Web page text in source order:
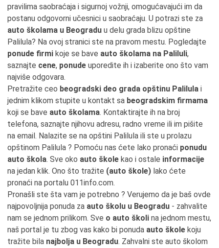
pravilima saobraćaja i sigurnoj vožnji, omogućavajući im da
postanu odgovorni učesnici u saobraćaju. U potrazi ste za
auto školama u Beogradu u delu grada blizu opštine
Palilula? Na ovoj stranici ste na pravom mestu. Pogledajte
ponude firmi koje se bave auto školama na Paliluli,
saznajte cene, ponude uporedite ih i izaberite ono što vam
najviše odgovara.
Pretražite ceo beogradski deo grada opštinu Palilula i
jednim klikom stupite u kontakt sa beogradskim firmama
koji se bave auto školama. Kontaktirajte ih na broj
telefona, saznajte njihovu adresu, radno vreme ili im pišite
na email. Nalazite se na opštini Palilula ili ste u prolazu
opštinom Palilula ? Pomoću nas ćete lako pronaći ponudu
auto škola. Sve oko auto škole kao i ostale informacije
na jedan klik. Ono što tražite (auto škole) lako ćete
pronaći na portalu 011info.com.
Pronašli ste šta vam je potrebno ? Verujemo da je baš ovde
najpovoljnija ponuda za auto školu u Beogradu - zahvalite
nam se jednom prilikom. Sve o auto školi na jednom mestu,
naš portal je tu zbog vas kako bi ponuda auto škole koju
tražite bila najbolja u Beogradu. Zahvalni ste auto školom